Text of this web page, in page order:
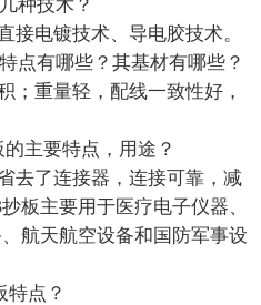
种技术？
电镀技术、导电胶技术。
有哪些？其基材有哪些？
重量轻，配线一致性好，
主要特点，用途？
了连接器，连接可靠，减
板主要用于医疗电子仪器、
航天航空设备和国防军事设
点？